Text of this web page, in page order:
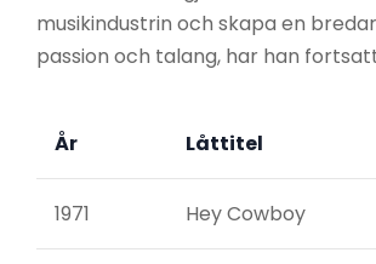
musikindustrin och skapa en
passion och talang, har han
År Låttitel
1971 Hey Cowboy